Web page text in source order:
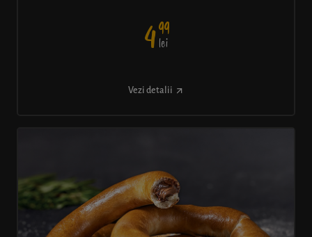
499
lei
Vezi detalii